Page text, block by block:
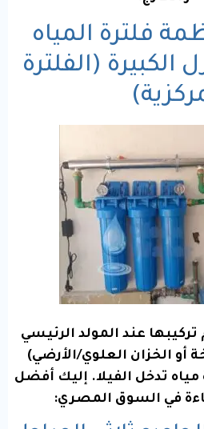
فلترة المياه
الكبيرة (الفلترة
تركيبها عند المولد الرئيسي
أو الخزان العلوي/الأرضي)
تدخل الفيلا. إليك أفضل
في السوق المصري: